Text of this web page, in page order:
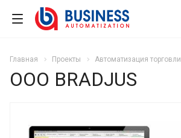
Главная Проекты Автоматизация торговли
OOO BRADJUS